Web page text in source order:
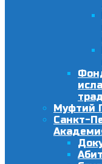
Муфтий
Санкт-